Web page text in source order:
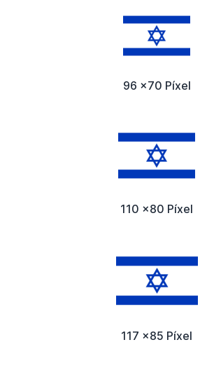
96 x70 Píxel
110 x80 Píxel
117 x85 Píxel